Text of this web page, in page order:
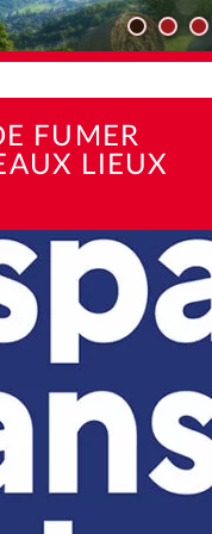
FUMER
LIEUX